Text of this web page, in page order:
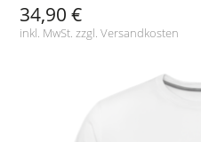
34,90 €
inkl. MwSt. zzgl.Versandkosten